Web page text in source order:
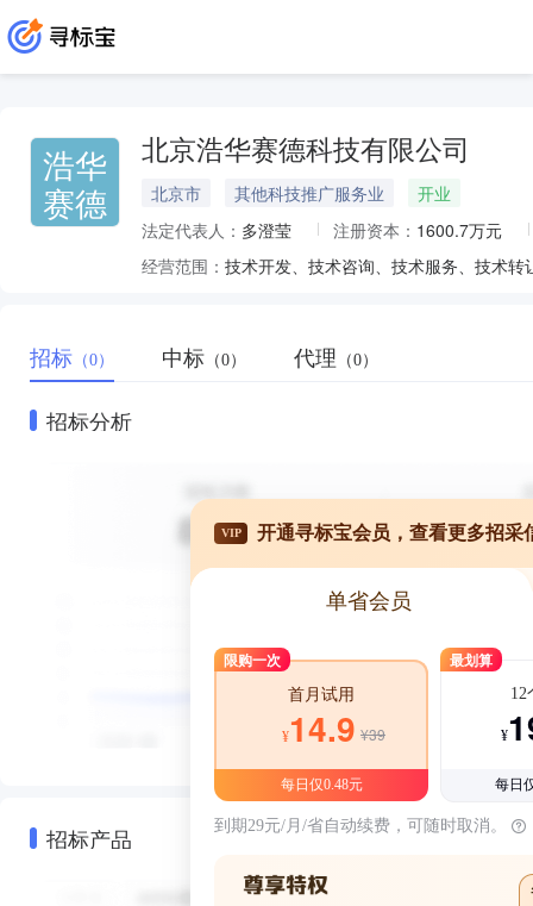
浩华
赛德
北京浩华赛德科技有限公司
北京市 其他科技推广服务业
开业
法定代表人： 多澄莹 注册资本： 1600.7万元
经营范围：
招标 （0） 中标 （0） 代理 （0）
招标分析
招标产品
VIP 开通寻标宝会员，查看更多招采
单省会员
限购一次
首月试用
¥14.9 ¥39
每日仅0.48元
最划算
12
¥
每日
到期29元/月/省自动续费，可随时取消。